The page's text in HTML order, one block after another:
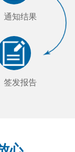
通知结果
签发报告